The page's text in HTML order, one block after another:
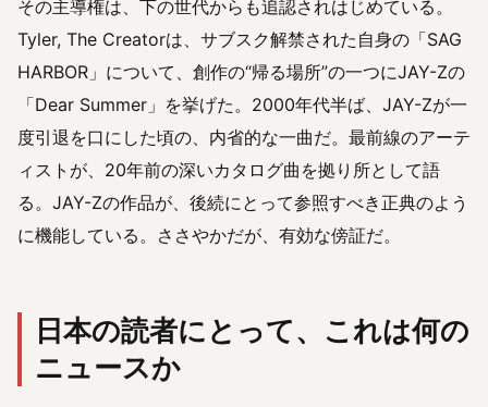
その主導権は、下の世代からも追認されはじめている。
Tyler, The Creatorは、サブスク解禁された自身の「SAG
HARBOR」について、創作の“帰る場所”の一つにJAY-Zの
「Dear Summer」を挙げた。2000年代半ば、JAY-Zが一
度引退を口にした頃の、内省的な一曲だ。最前線のアーテ
ィストが、20年前の深いカタログ曲を拠り所として語
る。JAY-Zの作品が、後続にとって参照すべき正典のよう
に機能している。ささやかだが、有効な傍証だ。
日本の読者にとって、これは何の
ニュースか